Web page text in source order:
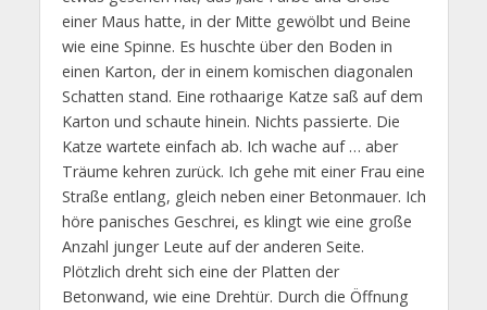
einer Maus hatte, in der Mitte gewölbt und Beine
wie eine Spinne. Es huschte über den Boden in
einen Karton, der in einem komischen diagonalen
Schatten stand. Eine rothaarige Katze saß auf dem
Karton und schaute hinein. Nichts passierte. Die
Katze wartete einfach ab. Ich wache auf … aber
Träume kehren zurück. Ich gehe mit einer Frau eine
Straße entlang, gleich neben einer Betonmauer. Ich
höre panisches Geschrei, es klingt wie eine große
Anzahl junger Leute auf der anderen Seite.
Plötzlich dreht sich eine der Platten der
Betonwand, wie eine Drehtür. Durch die Öffnung